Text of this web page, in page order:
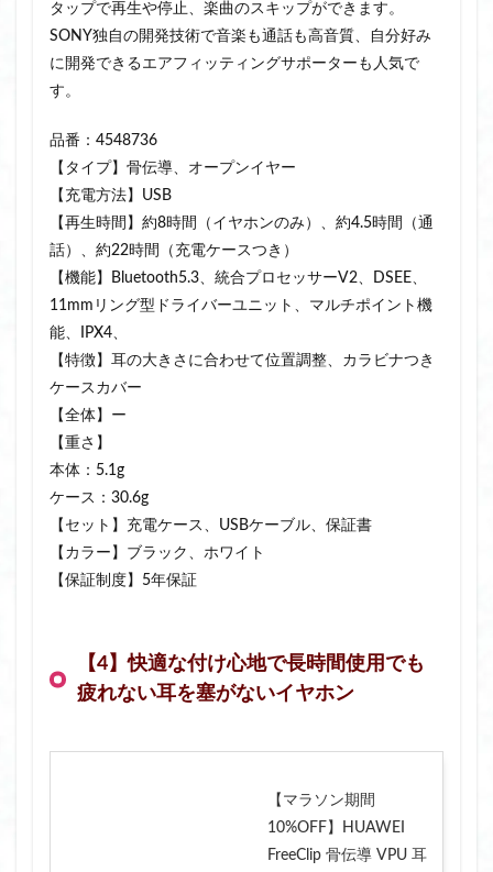
タップで再生や停止、楽曲のスキップができます。
SONY独自の開発技術で音楽も通話も高音質、自分好み
に開発できるエアフィッティングサポーターも人気で
す。
品番：4548736
【タイプ】骨伝導、オープンイヤー
【充電方法】USB
【再生時間】約8時間（イヤホンのみ）、約4.5時間（通
話）、約22時間（充電ケースつき）
【機能】Bluetooth5.3、統合プロセッサーV2、DSEE、
11mmリング型ドライバーユニット、マルチポイント機
能、IPX4、
【特徴】耳の大きさに合わせて位置調整、カラビナつき
ケースカバー
【全体】ー
【重さ】
本体：5.1g
ケース：30.6g
【セット】充電ケース、USBケーブル、保証書
【カラー】ブラック、ホワイト
【保証制度】5年保証
【4】快適な付け心地で長時間使用でも
疲れない耳を塞がないイヤホン
【マラソン期間
10%OFF】HUAWEI
FreeClip 骨伝導 VPU 耳